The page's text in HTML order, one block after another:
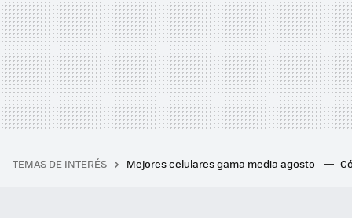
TEMAS DE INTERÉS Mejores celulares gama media agosto